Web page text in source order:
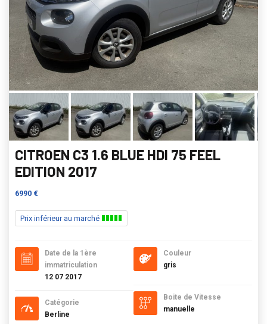
CITROEN C3 1.6 BLUE HDI 75 FEEL
EDITION 2017
6990 €
Prix inférieur au marché
Date de la 1ère
immatriculation
12 07 2017
Catégorie
Berline
Couleur
gris
Boite de Vitesse
manuelle